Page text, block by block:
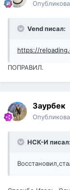
Vend писал:
https://
ПОПРАВИЛ.
Заурбек
НСК-И писал: